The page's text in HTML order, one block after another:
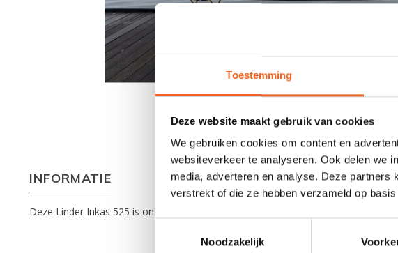
Toestemming
Deze website maakt gebruik van cookies
We gebruiken cookies om content en
websiteverkeer te analyseren. Ook delen we
media, adverteren en analyse. Deze partners
verstrekt of die ze hebben verzameld op
Noodzakelijk
INFORMATIE
Deze Linder Inkas 525 is ons demomodel geweest en heeft daardoor enkele